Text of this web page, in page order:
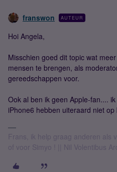
franswon AUTEUR
Hoi Angela,
Misschien goed dit topic wat
mensen te brengen, als
gereedschappen voor.
Ook al ben ik geen Apple-fan....
iPhone6 hebben uiteraard niet op
Frans, ik help graag anderen als
of voor Simyo ! || Nil Volentibus